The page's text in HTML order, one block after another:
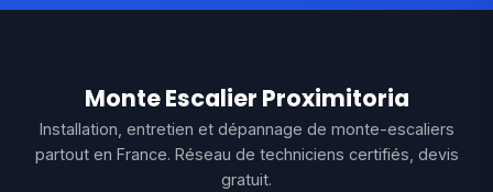
Monte Escalier Proximitoria
Installation, entretien et dépannage de monte-escaliers
partout en France. Réseau de techniciens certifiés, devis
gratuit.